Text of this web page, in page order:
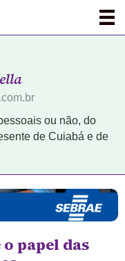
ou não, do
de Cuiabá e de
papel das